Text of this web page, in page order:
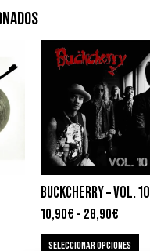
BUCKCHERRY – VOL. 10
10,90€ - 28,90€
SELECCIONAR OPCIONES